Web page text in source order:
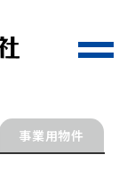
事業用物件